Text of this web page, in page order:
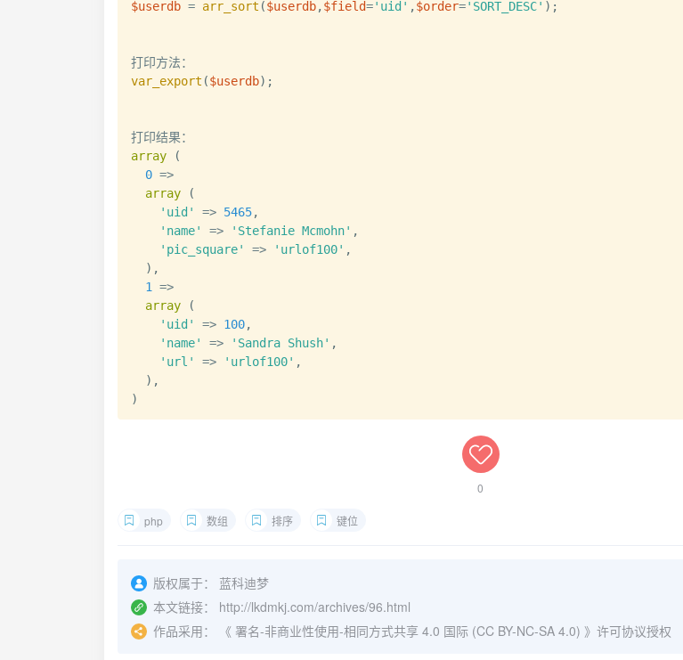
$userdb = arr_sort ($userdb,$field='uid' ,$order='SORT_DESC' ) ;
var_export ($userdb) ;
array
(
0 =>
array
(
'uid'
=> 5465,
'name'
=> 'Stefanie Mcmohn' ,
'pic_square'
=> 'urlof100' ,
) ,
1
=>
array
(
'uid'
=> 100,
'name'
=> 'Sandra Shush' ,
'url'
=> 'urlof100' ,
) ,
)
0
php 数组 排序 键位
版权属于：
蓝科迪梦
本文链接：
http://lkdmkj.com/archives/96.html
作品采用：
《 署名-非商业性使用-相同方式共享 4.0 国际 (CC BY-NC-SA 4.0) 》许可协议授权